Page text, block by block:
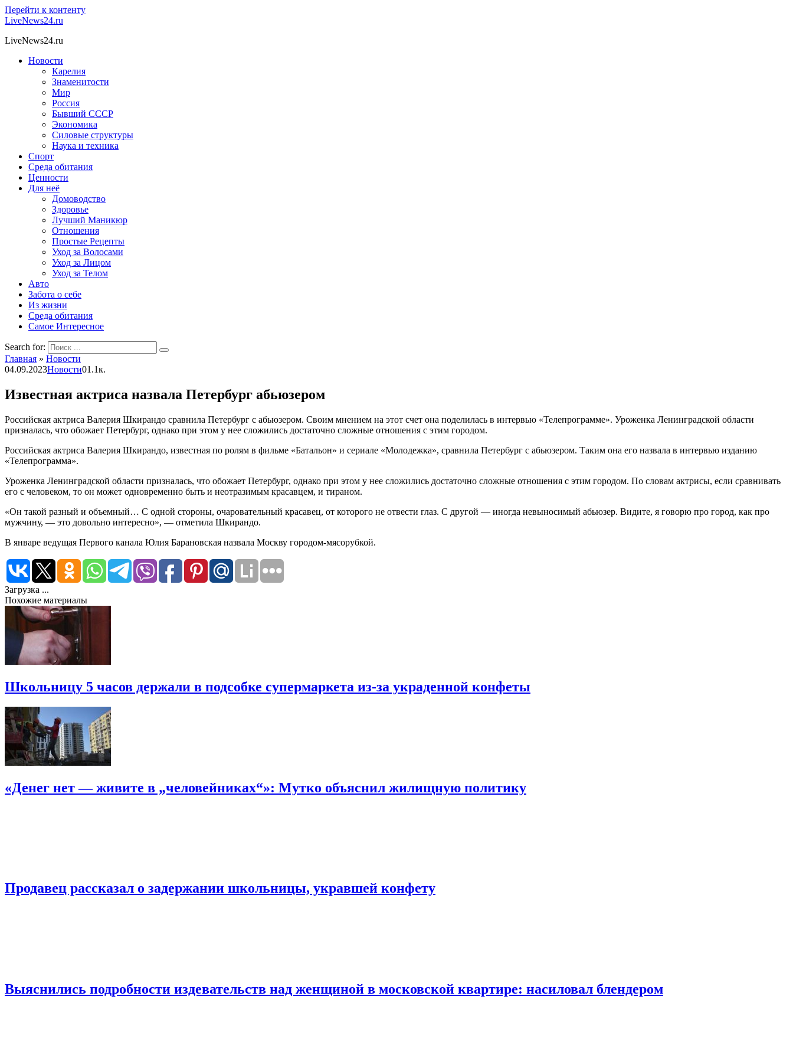
Перейти к контенту
LiveNews24.ru
LiveNews24.ru
Новости
Карелия
Знаменитости
Мир
Россия
Бывший СССР
Экономика
Силовые структуры
Наука и техника
Спорт
Среда обитания
Ценности
Для неё
Домоводство
Здоровье
Лучший Маникюр
Отношения
Простые Рецепты
Уход за Волосами
Уход за Лицом
Уход за Телом
Авто
Забота о себе
Из жизни
Среда обитания
Самое Интересное
Search for:
Главная » Новости
04.09.2023Новости01.1к.
Известная актриса назвала Петербург абьюзером
Российская актриса Валерия Шкирандо сравнила Петербург с абьюзером. Своим мнением на этот счет она поделилась в интервью «Телепрограмме». Уроженка Ленинградской области
призналась, что обожает Петербург, однако при этом у нее сложились достаточно сложные отношения с этим городом.
Российская актриса Валерия Шкирандо, известная по ролям в фильме «Батальон» и сериале «Молодежка», сравнила Петербург с абьюзером. Таким она его назвала в интервью изданию
«Телепрограмма».
Уроженка Ленинградской области призналась, что обожает Петербург, однако при этом у нее сложились достаточно сложные отношения с этим городом. По словам актрисы, если сравнивать
его с человеком, то он может одновременно быть и неотразимым красавцем, и тираном.
«Он такой разный и объемный… С одной стороны, очаровательный красавец, от которого не отвести глаз. С другой — иногда невыносимый абьюзер. Видите, я говорю про город, как про
мужчину, — это довольно интересно», — отметила Шкирандо.
В январе ведущая Первого канала Юлия Барановская назвала Москву городом-мясорубкой.
Загрузка ...
Похожие материалы
Школьницу 5 часов держали в подсобке супермаркета из-за украденной конфеты
«Денег нет — живите в „человейниках“»: Мутко объяснил жилищную политику
Продавец рассказал о задержании школьницы, укравшей конфету
Выяснились подробности издевательств над женщиной в московской квартире: насиловал блендером